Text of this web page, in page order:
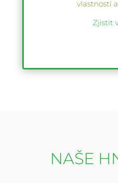
vlastností
Zjistit
NAŠE